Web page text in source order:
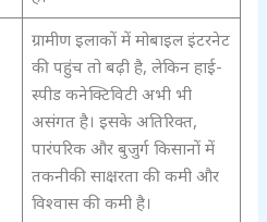
ग्रामीण इलाकों में मोबाइल इंटरनेट
की पहुंच तो बढ़ी है, लेकिन हाई-
स्पीड कनेक्टिविटी अभी भी
असंगत है। इसके अतिरिक्त,
पारंपरिक और बुजुर्ग किसानों में
तकनीकी साक्षरता की कमी और
विश्वास की कमी है।